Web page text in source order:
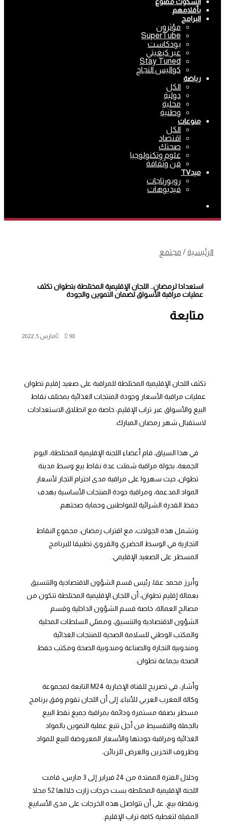
بأقلامهم
البرامج
مؤثرون
SuperTube
بودكاست
عبر كبغيتي
Stay Tuned
كواليس النجاح
رياضة
الكل
دولية
محلية
وطنية
منوعات
الكل
اقتصاد
صحتك
علوم وتكنولوجيا
فن وثقافة
ميدTV
روبورتاجات
فيديوهات
الرئيسية / مجتمع
استعدادا لرمضان.. اللجان الإقليمية المختلطة بتطوان تكثف
عمليات مراقبة الأسواق لضمان التموين والجودة
متابعة
مارس 5, 2022 98
تكثف اللجان الإقليمية المختلطة للمراقبة على صعيد إقليم تطوان
عمليات مراقبة الأسعار وجودة المنتجات الغذائية بمختلف نقاط
البيع والأسواق عبر تراب الإقليم، خاصة مع انطلاق الاستعدادات
لاستقبال شهر رمضان المبارك.
في هذا السياق، قام أعضاء اللجنة الإقليمية المختلطة، اليوم
الجمعة، بجولة مراقبة شملت عدة نقاط بيع وسط مدينة
تطوان، حيث سهروا على مراقبة مدى احترام التجار لأسعار
المواد المدعمة، ومراقبة جودة المنتجات الأساسية بهدف
حفظ القدرة الشرائية للمواطنين وحماية صحتهم.
وتشمل هذه الجولات، مع اقتراب رمضان، مجموع النقاط
التجارية في الوسط الحضري والقروي تطبيقا للبرنامج
المسطر على الصعيد الإقليمي.
وأبرز محمد عقا، رئيس قسم الشؤون الاقتصادية والتنسيق
بعمالة إقليم تطوان، أن اللجان الإقليمية المختلطة تتكون من
مصالح العمالة، خاصة قسم الشؤون الداخلية وقسم
الشؤون الاقتصادية والتنسيق، وممثلي السلطات المحلية
والمكتب الوطني للسلامة الصحية للمنتجات الغذائية
ومندوبية التجارة والصناعة ومندوبية الصحة ومكتب حفظ
الصحة بجماعة تطوان.
وأشار، في تصريح للقناة الإخبارية M24 التابعة لمجموعة
وكالة المغرب العربي للأنباء، إلى أن اللجان تقوم وفق برنامج
مسطر بصفة مستمرة ودائمة بمراقبة جميع نقط البيع
بالجملة والتقسيط من أجل تتبع عملية التموين بالمواد
الغذائية ومراقبة جودتها والأسعار المعروضة للبيع للمواد
وظروف التخزين والعرض للزبائن.
وخلال الفترة الممتدة من 24 فبراير إلى 3 مارس، قامت
اللجنة الإقليمية المختلطة بست خرجات زارت خلالها 52 محلا
ونقطة بيع، على أن تتواصل هذه الخرجات على مدى الأسابيع
المقبلة لتغطية كافة تراب الإقليم.